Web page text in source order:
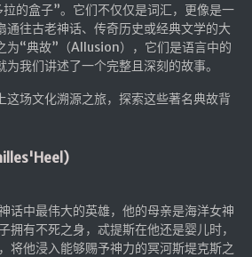
的盒子”。它们不仅仅是词汇，更像是一
通往古老神话、传奇历史或经典文学的大
为“典故”（Allusion），它们是语言中的
我们讲述了一个完整且深刻的故事。
这场文化溯源之旅，探索这些著名典故背
话中最伟大的英雄，他的母亲是海洋女神
拥有不死之身，忒提斯在他还是婴儿时，
将他浸入能够赐予神力的冥河斯堤克斯之
用
问助手